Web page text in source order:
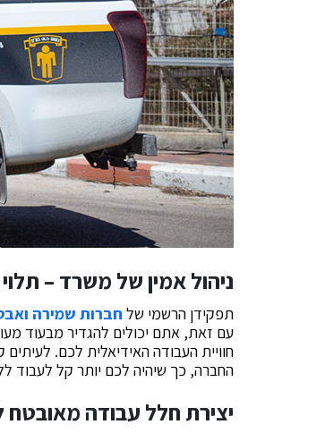
ניהול אמין של משרד –
תפקידן הרשמי של חברות שמירה
עם זאת, אתם יכולים להגדיר מבעוד
חוויית העבודה האידיאלית לכם.
החברה, כך שיהיה לכם יותר קל לעבוד
יצירת חלל עבודה מאובטח